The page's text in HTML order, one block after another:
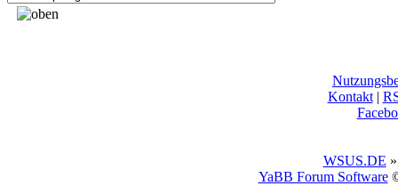
Kontakt|
WSUS.DE
YaBB Forum Software©